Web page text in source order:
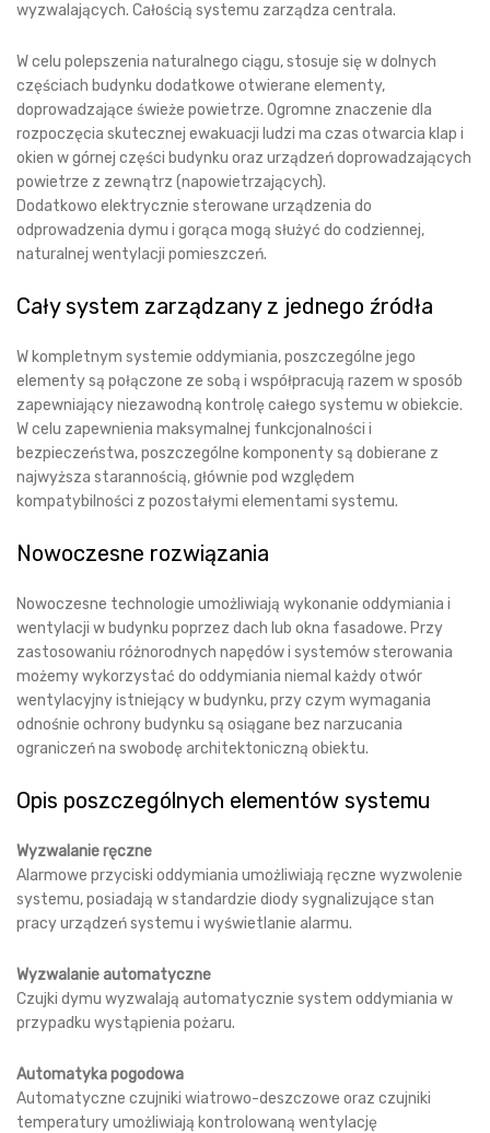
wyzwalających. Całością systemu zarządza centrala.
W celu polepszenia naturalnego ciągu, stosuje się w dolnych
częściach budynku dodatkowe otwierane elementy,
doprowadzające świeże powietrze. Ogromne znaczenie dla
rozpoczęcia skutecznej ewakuacji ludzi ma czas otwarcia klap i
okien w górnej części budynku oraz urządzeń doprowadzających
powietrze z zewnątrz (napowietrzających).
Dodatkowo elektrycznie sterowane urządzenia do
odprowadzenia dymu i gorąca mogą służyć do codziennej,
naturalnej wentylacji pomieszczeń.
Cały system zarządzany z jednego źródła
W kompletnym systemie oddymiania, poszczególne jego
elementy są połączone ze sobą i współpracują razem w sposób
zapewniający niezawodną kontrolę całego systemu w obiekcie.
W celu zapewnienia maksymalnej funkcjonalności i
bezpieczeństwa, poszczególne komponenty są dobierane z
najwyższa starannością, głównie pod względem
kompatybilności z pozostałymi elementami systemu.
Nowoczesne rozwiązania
Nowoczesne technologie umożliwiają wykonanie oddymiania i
wentylacji w budynku poprzez dach lub okna fasadowe. Przy
zastosowaniu różnorodnych napędów i systemów sterowania
możemy wykorzystać do oddymiania niemal każdy otwór
wentylacyjny istniejący w budynku, przy czym wymagania
odnośnie ochrony budynku są osiągane bez narzucania
ograniczeń na swobodę architektoniczną obiektu.
Opis poszczególnych elementów systemu
Wyzwalanie ręczne
Alarmowe przyciski oddymiania umożliwiają ręczne wyzwolenie
systemu, posiadają w standardzie diody sygnalizujące stan
pracy urządzeń systemu i wyświetlanie alarmu.
Wyzwalanie automatyczne
Czujki dymu wyzwalają automatycznie system oddymiania w
przypadku wystąpienia pożaru.
Automatyka pogodowa
Automatyczne czujniki wiatrowo-deszczowe oraz czujniki
temperatury umożliwiają kontrolowaną wentylację